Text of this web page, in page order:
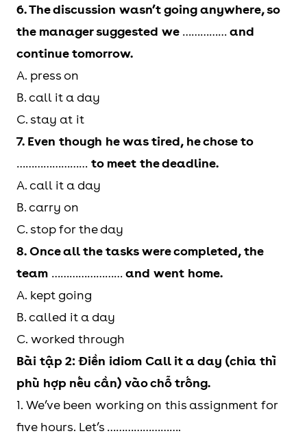
nghỉ
to finish the
report.
6. The discussion wasn’t going anywhere, so
the manager suggested we ……………and
continue tomorrow.
A. press on
B. call it a day
C. stay at it
7. Even though he was tired, he chose to
…………………… to meet the deadline.
A. call it a day
B. carry on
C. stop for the day
8. Once all the tasks were completed, the
team ……………………and went home.
A. kept going
B. called it a day
C. worked through
Bài tập 2: Điền idiom Call it a day (chia thì
phù hợp nếu cần) vào chỗ trống.
1. We’ve been working on this assignment for
five hours. Let’s …………………….